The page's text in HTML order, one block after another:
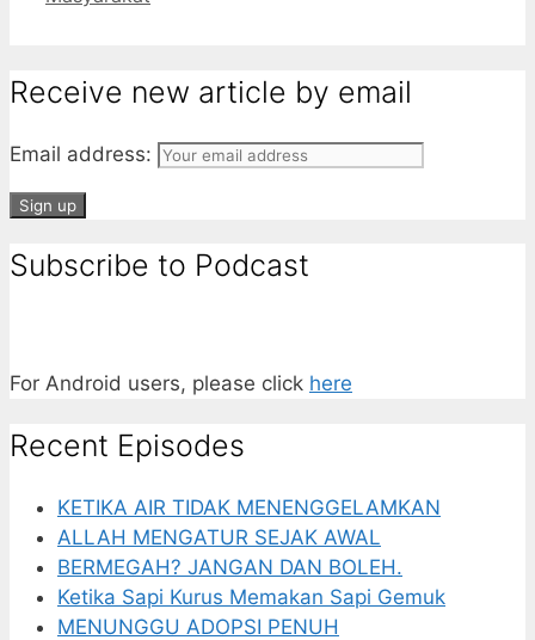
Receive new article by email
Email address:
Subscribe to Podcast
For Android users, please click here
Recent Episodes
KETIKA AIR TIDAK MENENGGELAMKAN
ALLAH MENGATUR SEJAK AWAL
BERMEGAH? JANGAN DAN BOLEH.
Ketika Sapi Kurus Memakan Sapi Gemuk
MENUNGGU ADOPSI PENUH